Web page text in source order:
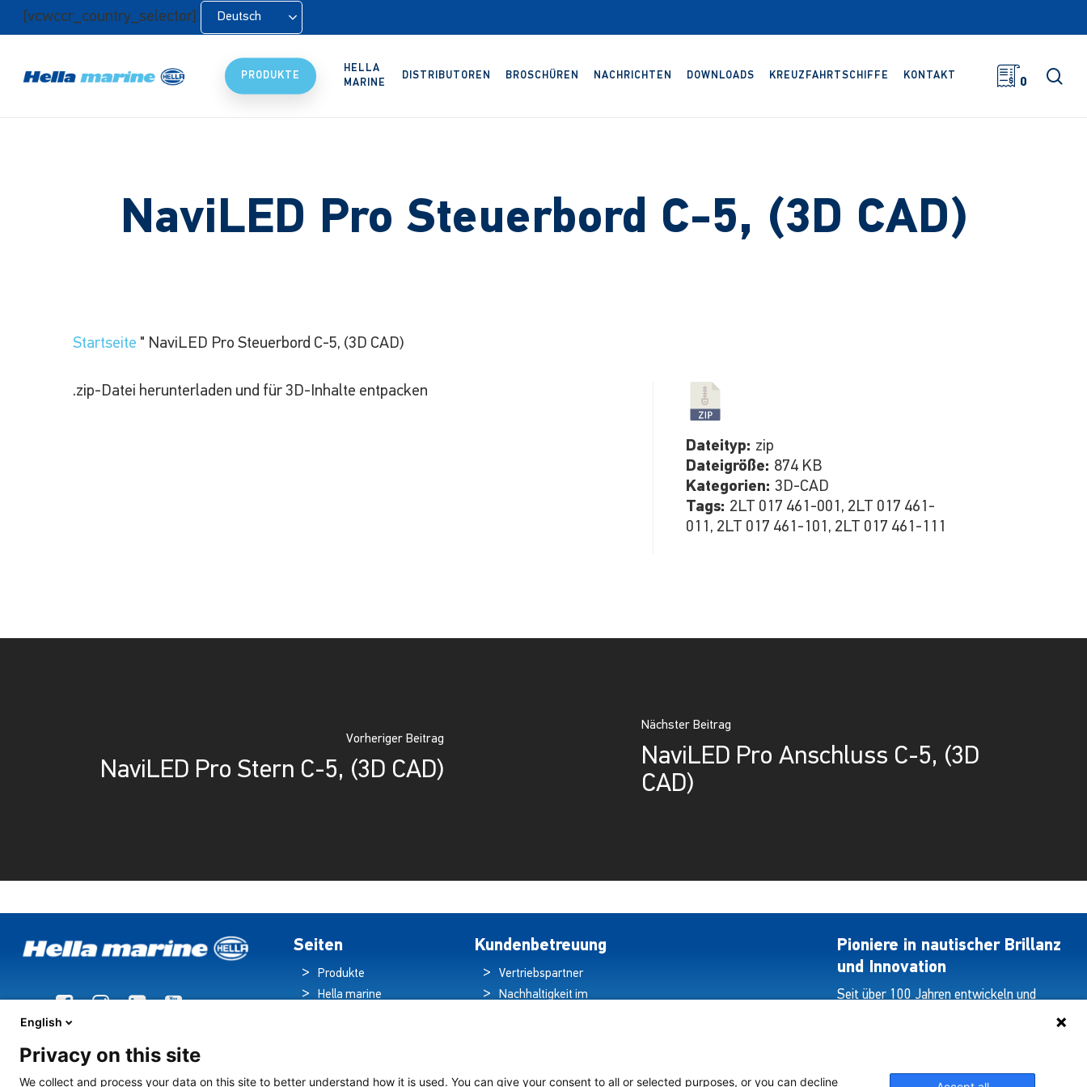
Zum[vcwccr_country_selector] Deutsch
PRODUKTE
HELLA
MARINE
DISTRIBUTOREN BROSCHÜREN NACHRICHTEN DOWNLOADS KREUZFAHRTSCHIFFE KONTAKT
0
NaviLED Pro Steuerbord C-5, (3D CAD)
Startseite " NaviLED Pro Steuerbord C-5, (3D CAD)
.zip-Datei herunterladen und für 3D-Inhalte entpacken
Dateityp: zip
Dateigröße: 874 KB
Kategorien: 3D-CAD
Tags: 2LT 017 461-001, 2LT 017 461-
011, 2LT 017 461-101, 2LT 017 461-111
Vorheriger Beitrag
NaviLED Pro Stern C-5, (3D CAD)
Nächster Beitrag
NaviLED Pro Anschluss C-5, (3D
CAD)
Seiten
Produkte
Hella marine
Beleuchtung auf
Kundenbetreuung
Vertriebspartner
Nachhaltigkeit im
Erklärung zum
Pioniere in nautischer Brillanz
und Innovation
Seit über 100 Jahren entwickeln und
English
Privacy on this site
We collect and process your data on this site to better understand how it is used. You can give your consent to all or selected purposes, or you can decline